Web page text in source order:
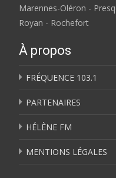
Marennes-Oléron -
Royan - Rochefort
À propos
FRÉQUENCE 103.1
PARTENAIRES
HÉLÈNE FM
MENTIONS LÉGALES